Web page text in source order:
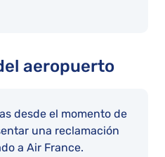
aeropuerto
desde el momento de
una reclamación
a Air France.